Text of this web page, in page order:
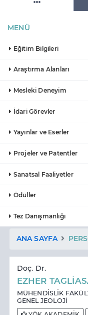
MENÜ
Eğitim Bilgileri
Araştırma Alanları
Mesleki Deneyim
İdari Görevler
Yayınlar ve Eserler
Projeler ve Patentler
Sanatsal Faaliyetler
Ödüller
Tez Danışmanlığı
ANA SAYFA
Doç. Dr.
EZHER
MÜHENDİSLİK
GENEL JEOLOJİ